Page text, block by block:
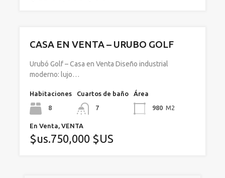
CASA EN VENTA – URUBO GOLF
Urubó Golf – Casa en Venta Diseño industrial
moderno: lujo…
Habitaciones
8
Cuartos de baño
7
Área
980 M2
En Venta, VENTA
$us.750,000 $US